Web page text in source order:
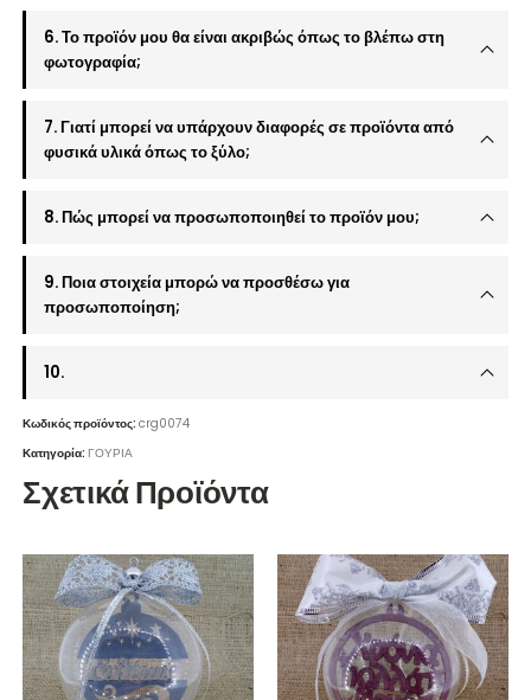
6. Το προϊόν μου θα είναι ακριβώς όπως το βλέπω στη
φωτογραφία;
7. Γιατί μπορεί να υπάρχουν διαφορές σε προϊόντα από
φυσικά υλικά όπως το ξύλο;
8. Πώς μπορεί να προσωποποιηθεί το προϊόν μου;
9. Ποια στοιχεία μπορώ να προσθέσω για
προσωποποίηση;
10.
Κωδικός προϊόντος:crg0074
Κατηγορία:ΓΟΥΡΙΑ
Σχετικά Προϊόντα